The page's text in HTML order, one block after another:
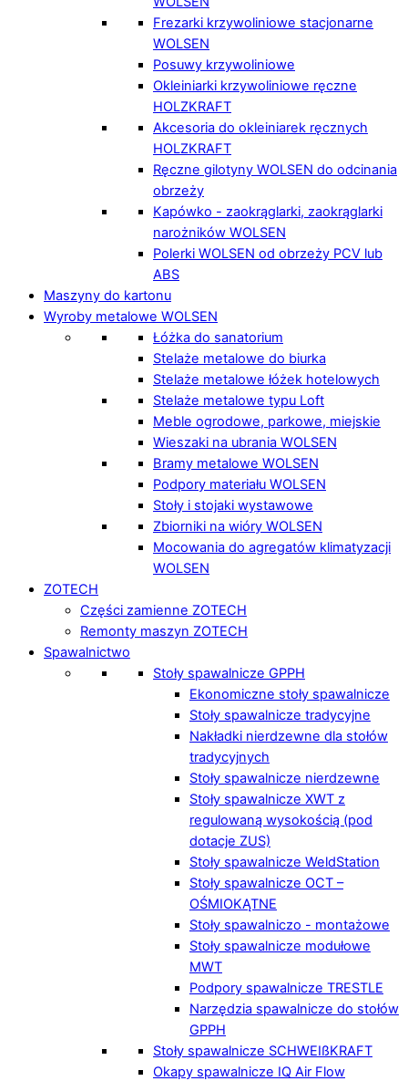
Frezarki krzywoliniowe stacjonarne
WOLSEN
Posuwy krzywoliniowe
Okleiniarki krzywoliniowe ręczne
HOLZKRAFT
Akcesoria do okleiniarek ręcznych
HOLZKRAFT
Ręczne gilotyny WOLSEN do odcinania
obrzeży
Kapówko - zaokrąglarki, zaokrąglarki
narożników WOLSEN
Polerki WOLSEN od obrzeży PCV lub
ABS
Maszyny do kartonu
Wyroby metalowe WOLSEN
Łóżka do sanatorium
Stelaże metalowe do biurka
Stelaże metalowe łóżek hotelowych
Stelaże metalowe typu Loft
Meble ogrodowe, parkowe, miejskie
Wieszaki na ubrania WOLSEN
Bramy metalowe WOLSEN
Podpory materiału WOLSEN
Stoły i stojaki wystawowe
Zbiorniki na wióry WOLSEN
Mocowania do agregatów klimatyzacji
WOLSEN
ZOTECH
Części zamienne ZOTECH
Remonty maszyn ZOTECH
Spawalnictwo
Stoły spawalnicze GPPH
Ekonomiczne stoły spawalnicze
Stoły spawalnicze tradycyjne
Nakładki nierdzewne dla stołów
tradycyjnych
Stoły spawalnicze nierdzewne
Stoły spawalnicze XWT z
regulowaną wysokością (pod
dotacje ZUS)
Stoły spawalnicze WeldStation
Stoły spawalnicze OCT –
OŚMIOKĄTNE
Stoły spawalniczo - montażowe
Stoły spawalnicze modułowe
MWT
Podpory spawalnicze TRESTLE
Narzędzia spawalnicze do stołów
GPPH
Stoły spawalnicze SCHWEIßKRAFT
Okapy spawalnicze IQ Air Flow